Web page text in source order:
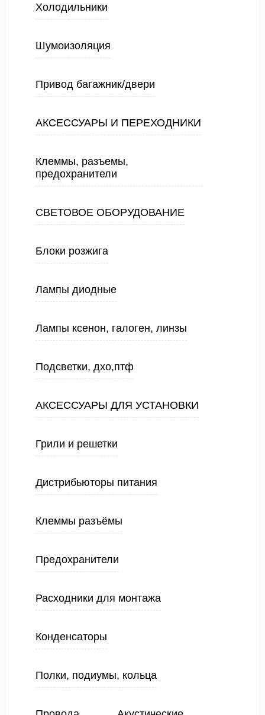
Холодильники
Шумоизоляция
Привод багажник/двери
АКСЕССУАРЫ И ПЕРЕХОДНИКИ
Клеммы, разъемы,
предохранители
СВЕТОВОЕ ОБОРУДОВАНИЕ
Блоки розжига
Лампы диодные
Лампы ксенон, галоген, линзы
Подсветки, дхо,птф
АКСЕССУАРЫ ДЛЯ УСТАНОВКИ
Грили и решетки
Дистрибьюторы питания
Клеммы разъёмы
Предохранители
Расходники для монтажа
Конденсаторы
Полки, подиумы, кольца